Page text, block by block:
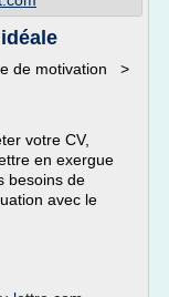
de motivation >
votre CV,
en exergue
besoins de
avec le